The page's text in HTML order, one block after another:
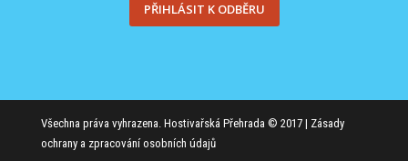
PŘIHLÁSIT K ODBĚRU
Všechna práva vyhrazena. Hostivařská Přehrada © 2017 | Zásady
ochrany a zpracování osobních údajů